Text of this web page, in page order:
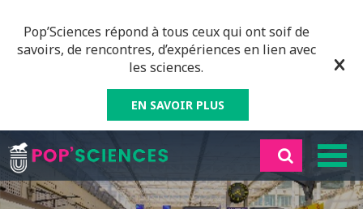
Pop’Sciences répond à tous ceux qui ont soif de
savoirs, de rencontres, d’expériences en lien avec
les sciences.
EN SAVOIR PLUS